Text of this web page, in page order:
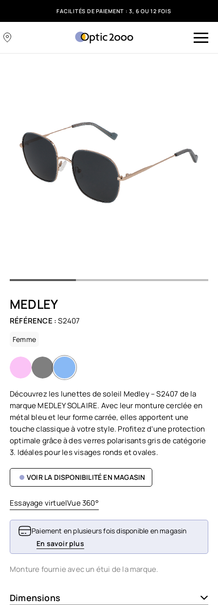
FACILITÉS DE PAIEMENT : 3, 6 OU 12 FOIS
MEDLEY
RÉFÉRENCE :S2407
Femme
Découvrez les lunettes de soleil Medley – S2407 de la
marque MEDLEY SOLAIRE. Avec leur monture cerclée en
métal bleu et leur forme carrée, elles apportent une
touche classique à votre style. Profitez d’une protection
optimale grâce à des verres polarisants gris de catégorie
3. Idéales pour les visages ronds et ovales.
VOIR LA DISPONIBILITÉ EN MAGASIN
Essayage virtuelVue 360°
Paiement en plusieurs fois disponible en magasin
En savoir plus
Monture fournie avec un étui de la marque.
Dimensions